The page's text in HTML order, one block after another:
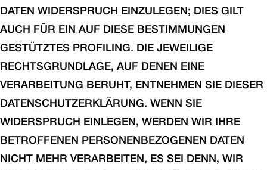
DATEN WIDERSPRUCH EINZULEGEN; DIES GILT
AUCH FÜR EIN AUF DIESE BESTIMMUNGEN
GESTÜTZTES PROFILING. DIE JEWEILIGE
RECHTSGRUNDLAGE, AUF DENEN EINE
VERARBEITUNG BERUHT, ENTNEHMEN SIE DIESER
DATENSCHUTZERKLÄRUNG. WENN SIE
WIDERSPRUCH EINLEGEN, WERDEN WIR IHRE
BETROFFENEN PERSONENBEZOGENEN DATEN
NICHT MEHR VERARBEITEN, ES SEI DENN, WIR